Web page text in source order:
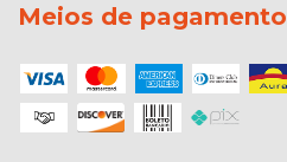
Meios de pagamento